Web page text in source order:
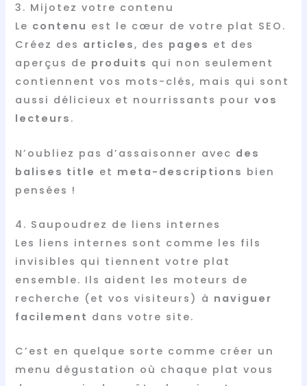
3. Mijotez votre contenu
Le contenu est le cœur de votre plat SEO.
Créez des articles, des pages et des
aperçus de produits qui non seulement
contiennent vos mots-clés, mais qui sont
aussi délicieux et nourrissants pourvos
lecteurs .
N’oubliez pas d’assaisonner avec des
balises title et meta-descriptions bien
pensées !
4. Saupoudrez de liens internes
Les liens internes sont comme les fils
invisibles qui tiennent votre plat
ensemble. Ils aident les moteurs de
recherche (et vos visiteurs) à naviguer
facilement dans votre site.
C’est en quelque sorte comme créer un
menu dégustation où chaque plat vous